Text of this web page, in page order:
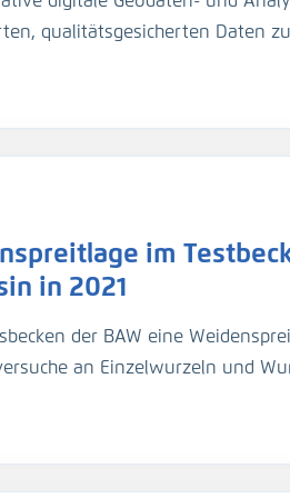
der Trübungswerte in
Im März 2024 hat die BAW
für die Kalibrierung der dortigen
qualitätsgesicherten Daten
über Webportale und -
im
in 2021
der BAW eine
an Einzelwurzeln und
was installed in a test basin.
root bundles, and roots were